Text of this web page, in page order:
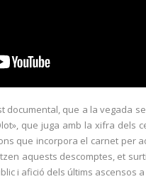
que a la vegada
que juga amb la xifra
que incorpora el carnet per
aquests descomptes, et
i afició dels últims ascensos a